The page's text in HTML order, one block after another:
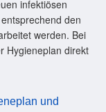
infektiösen
den
werden. Bei
Hygieneplan direkt
und